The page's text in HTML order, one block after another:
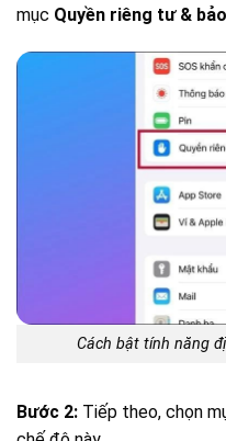
mục Quyền riêng tư &
Cách bật tính năng
Bước 2: Tiếp theo, chọn